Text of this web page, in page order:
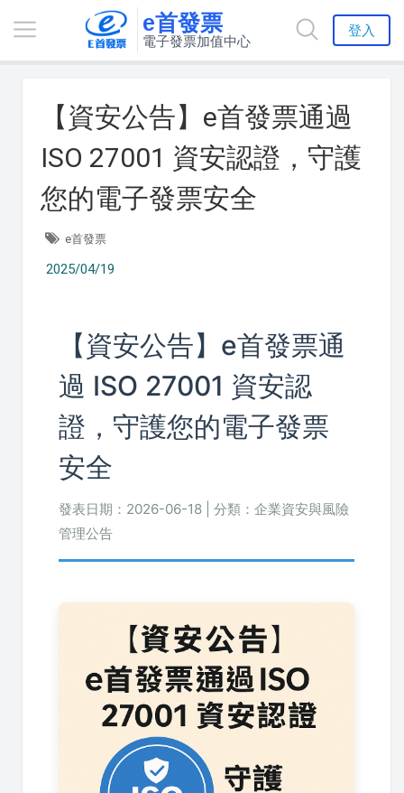
e首發票
電子發票加值中心
登入
【資安公告】e首發票通過
ISO 27001 資安認證，守護
您的電子發票安全
e首發票
2025/04/19
【資安公告】e首發票通
過 ISO 27001 資安認
證，守護您的電子發票
安全
發表日期：2026-06-18 | 分類：企業資安與風險
管理公告